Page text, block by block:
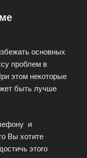
основных
проблем в
этом некоторые
быть лучше
и
Вы хотите
этого